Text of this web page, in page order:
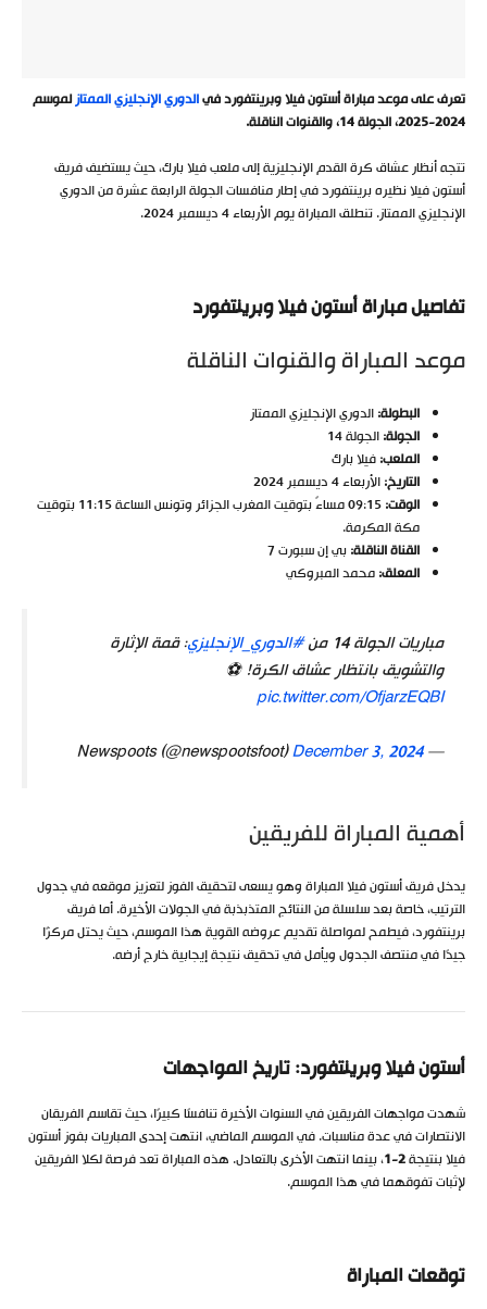
تعرف على موعد مباراة أستون فيلا وبرينتفورد فيالدوري الإنجليزي الممتازلموسم
2024-2025، الجولة 14، والقنوات الناقلة.
تتجه أنظار عشاق كرة القدم الإنجليزية إلى ملعب فيلا بارك، حيث يستضيف فريق
أستون فيلا نظيره برينتفورد في إطار منافسات الجولة الرابعة عشرة من الدوري
الإنجليزي الممتاز. تنطلق المباراة يوم الأربعاء 4 ديسمبر 2024.
تفاصيل مباراة أستون فيلا وبرينتفورد
موعد المباراة والقنوات الناقلة
البطولة:الدوري الإنجليزي الممتاز
الجولة:الجولة 14
الملعب:فيلا بارك
التاريخ:الأربعاء 4 ديسمبر 2024
الوقت:
09:15 مساءً بتوقيت المغرب الجزائر وتونس الساعة 11:15 بتوقيت
مكة المكرمة.
القناة الناقلة:بي إن سبورت 7
المعلق:محمد المبروكي
مباريات الجولة 14 من #الدوري_الإنجليزي: قمة الإثارة
والتشويق بانتظار عشاق الكرة! ⚽
pic.twitter.com/OfjarzEQBI
— Newspoots (@newspootsfoot)
December 3, 2024
أهمية المباراة للفريقين
يدخل فريق أستون فيلا المباراة وهو يسعى لتحقيق الفوز لتعزيز موقعه في جدول
الترتيب، خاصة بعد سلسلة من النتائج المتذبذبة في الجولات الأخيرة. أما فريق
برينتفورد، فيطمح لمواصلة تقديم عروضه القوية هذا الموسم، حيث يحتل مركزًا
جيدًا في منتصف الجدول ويأمل في تحقيق نتيجة إيجابية خارج أرضه.
أستون فيلا وبرينتفورد: تاريخ المواجهات
شهدت مواجهات الفريقين في السنوات الأخيرة تنافسًا كبيرًا، حيث تقاسم الفريقان
الانتصارات في عدة مناسبات. في الموسم الماضي، انتهت إحدى المباريات بفوز أستون
فيلا بنتيجة2-1 ، بينما انتهت الأخرى بالتعادل. هذه المباراة تعد فرصة لكلا الفريقين
لإثبات تفوقهما في هذا الموسم.
توقعات المباراة